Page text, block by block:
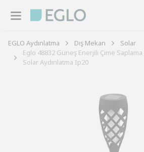
EGLO Aydınlatma Dış Mekan
Solar
Eglo 48832 Güneş Enerjili Çime Saplama
Solar Aydınlatma Ip20